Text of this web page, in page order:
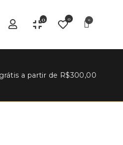
0 0
a partir de R$300,00